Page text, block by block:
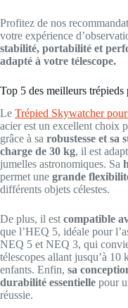
Profitez de nos
votre expérience
stabilité, portabilité et
adapté à votre télescope.
Top 5 des meilleurs trépieds
Le Trépied Skywatcher
acier est un excellent choix
grâce à sa robustesse et sa
charge de 30 kg, il est
jumelles astronomiques. Sa
permet une grande
différents objets célestes.
De plus, il estcompatible
que l’HEQ 5, idéale pour
NEQ 5 et NEQ 3, qui
télescopes allant jusqu’à 10
enfants. Enfin, sa
durabilité essentielle pour
réussie.